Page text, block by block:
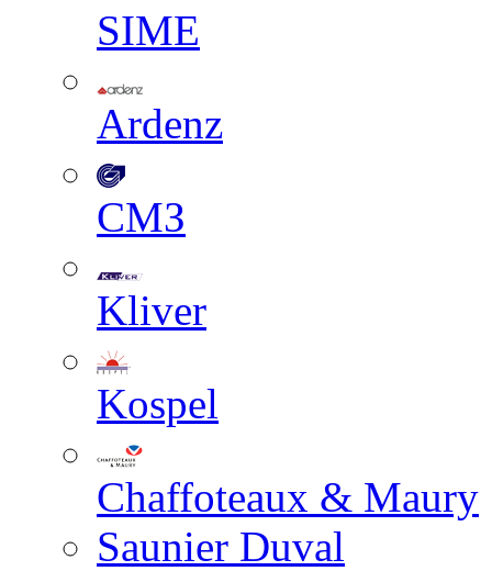
SIME
Ardenz
СМЗ
Kliver
Kospel
Chaffoteaux & Maury
Saunier Duval